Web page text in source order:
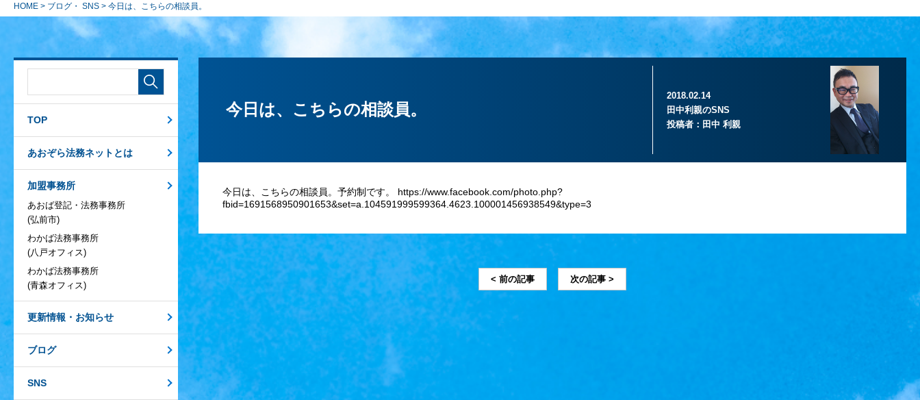
HOME > ブログ・ SNS > 今日は、こちらの相談員。
今日は、こちらの相談員。
2018.02.14
田中利親のSNS
投稿者： 田中 利親
今日は、こちらの相談員。予約制です。 https://www.facebook.com/photo.php?
fbid=1691568950901653&set=a.104591999599364.4623.100001456938549&type=3
< 前の記事 次の記事 >
TOP
あおぞら法務ネットとは
加盟事務所
あおば登記・法務事務所
(弘前市)
わかば法務事務所
(八戸オフィス)
わかば法務事務所
(青森オフィス)
更新情報・お知らせ
ブログ
SNS